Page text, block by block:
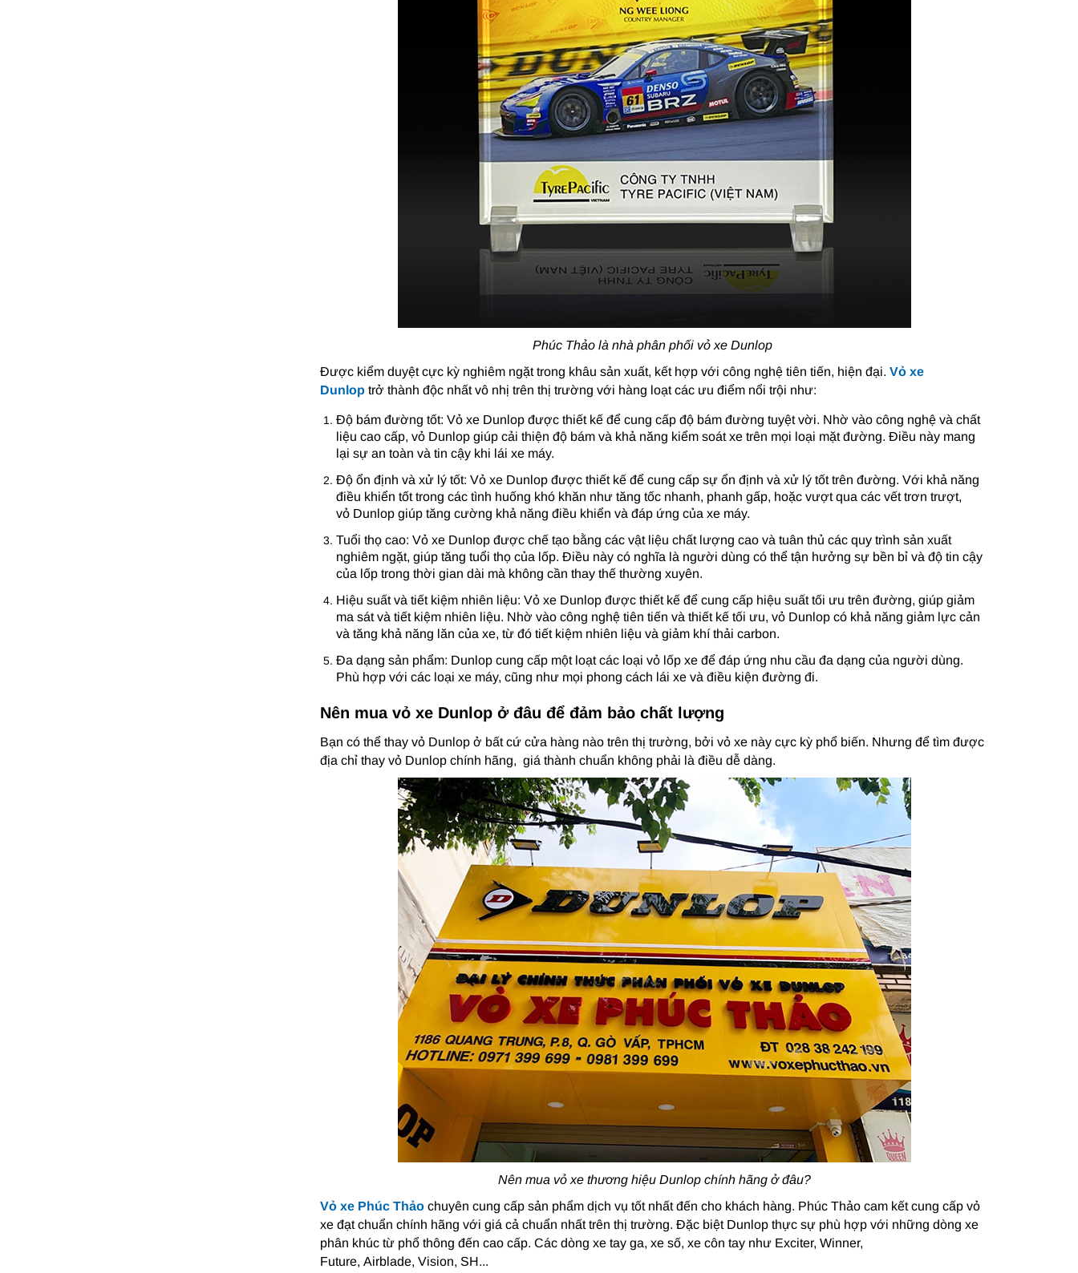
Phúc Thảo là nhà phân phối vỏ xe Dunlop
Được kiểm duyệt cực kỳ nghiêm ngặt trong khâu sản xuất, kết hợp với công nghệ tiên tiến, hiện đại. Vỏ xe
Dunlop trở thành độc nhất vô nhị trên thị trường với hàng loạt các ưu điểm nổi trội như:
Độ bám đường tốt: Vỏ xe Dunlop được thiết kế để cung cấp độ bám đường tuyệt vời. Nhờ vào công nghệ và chất
liệu cao cấp, vỏ Dunlop giúp cải thiện độ bám và khả năng kiểm soát xe trên mọi loại mặt đường. Điều này mang
lại sự an toàn và tin cậy khi lái xe máy.
Độ ổn định và xử lý tốt: Vỏ xe Dunlop được thiết kế để cung cấp sự ổn định và xử lý tốt trên đường. Với khả năng
điều khiển tốt trong các tình huống khó khăn như tăng tốc nhanh, phanh gấp, hoặc vượt qua các vết trơn trượt,
vỏ Dunlop giúp tăng cường khả năng điều khiển và đáp ứng của xe máy.
Tuổi thọ cao: Vỏ xe Dunlop được chế tạo bằng các vật liệu chất lượng cao và tuân thủ các quy trình sản xuất
nghiêm ngặt, giúp tăng tuổi thọ của lốp. Điều này có nghĩa là người dùng có thể tận hưởng sự bền bỉ và độ tin cậy
của lốp trong thời gian dài mà không cần thay thế thường xuyên.
Hiệu suất và tiết kiệm nhiên liệu: Vỏ xe Dunlop được thiết kế để cung cấp hiệu suất tối ưu trên đường, giúp giảm
ma sát và tiết kiệm nhiên liệu. Nhờ vào công nghệ tiên tiến và thiết kế tối ưu, vỏ Dunlop có khả năng giảm lực cản
và tăng khả năng lăn của xe, từ đó tiết kiệm nhiên liệu và giảm khí thải carbon.
Đa dạng sản phẩm: Dunlop cung cấp một loạt các loại vỏ lốp xe để đáp ứng nhu cầu đa dạng của người dùng.
Phù hợp với các loại xe máy, cũng như mọi phong cách lái xe và điều kiện đường đi.
Nên mua vỏ xe Dunlop ở đâu để đảm bảo chất lượng
Bạn có thể thay vỏ Dunlop ở bất cứ cửa hàng nào trên thị trường, bởi vỏ xe này cực kỳ phổ biến. Nhưng để tìm được
địa chỉ thay vỏ Dunlop chính hãng, giá thành chuẩn không phải là điều dễ dàng.
Nên mua vỏ xe thương hiệu Dunlop chính hãng ở đâu?
Vỏ xe Phúc Thảo chuyên cung cấp sản phẩm dịch vụ tốt nhất đến cho khách hàng. Phúc Thảo cam kết cung cấp vỏ
xe đạt chuẩn chính hãng với giá cả chuẩn nhất trên thị trường. Đặc biệt Dunlop thực sự phù hợp với những dòng xe
phân khúc từ phổ thông đến cao cấp. Các dòng xe tay ga, xe số, xe côn tay như Exciter, Winner,
Future, Airblade, Vision, SH...